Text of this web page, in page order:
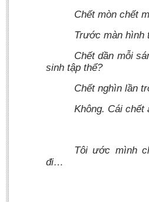
Chết mòn chết
Trước màn hình
Chết dần mỗi
sinh tập thể?
Chết nghìn lần
Không. Cái chết
Tôi ước mình
đi…